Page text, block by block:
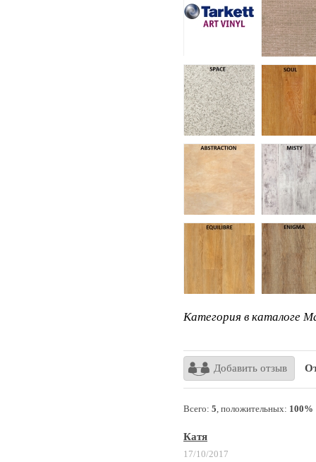
Категория в каталоге
Добавить отзыв
Всего: 5, положительных: 100%
Катя
17/10/2017